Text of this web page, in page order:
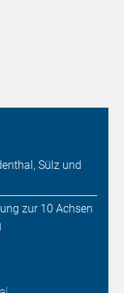
Sülz und
zur 10 Achsen